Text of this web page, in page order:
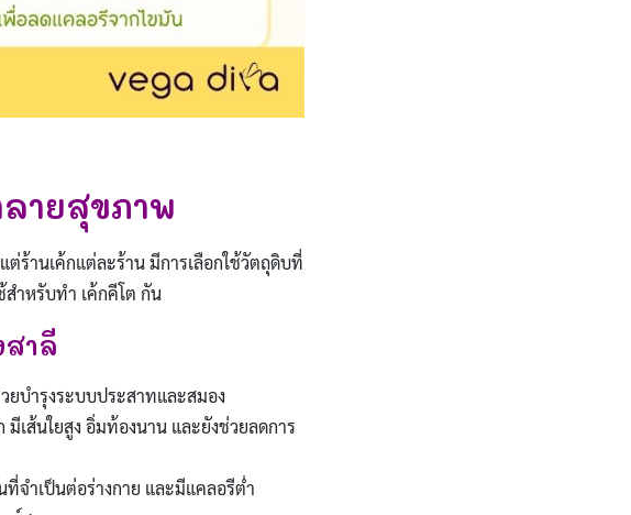
ายสุขภาพ
ร้านเค้กแต่ละร้าน มีการเลือกใช้วัตถุดิบที่
ำหรับทำ เค้กคีโต กัน
าลี
ยบำรุงระบบประสาทและสมอง
เส้นใยสูง อิ่มท้องนาน และยังช่วยลดการ
จำเป็นต่อร่างกาย และมีแคลอรีต่ำ